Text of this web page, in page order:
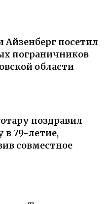
Айзенберг посетил
пограничников
области
поздравил
в 79-летие,
совместное